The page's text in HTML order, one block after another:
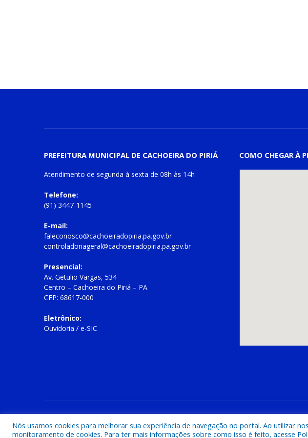
PREFEITURA MUNICIPAL DE CACHOEIRA DO PIRIÁ
Atendimento de segunda à sexta de 08h às 14h
Telefone:
(91) 3447-1145
E-mail:
faleconosco@cachoeiradopiria.pa.gov.br
controladoriageral@cachoeiradopiria.pa.gov.br
Presencial:
Av. Getulio Vargas, 534
Centro – Cachoeira do Piriá – PA
CEP: 68617-000
Eletrônico:
Ouvidoria / e-SIC
COMO CHEGAR À
Nós usamos cookies para melhorar sua experiência de navegação no portal. Ao utilizar
monitoramento de cookies. Para ter mais informações sobre como isso é feito, acesse